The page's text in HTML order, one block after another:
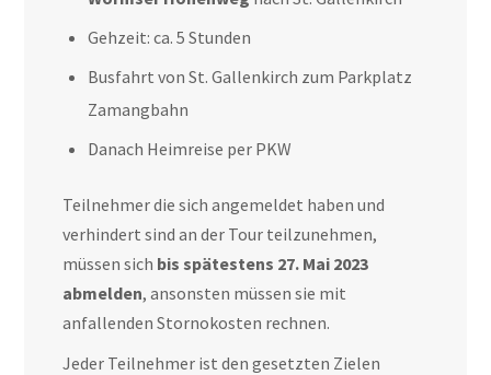
Gehzeit: ca. 5 Stunden
Busfahrt von St. Gallenkirch zum Parkplatz
Zamangbahn
Danach Heimreise per PKW
Teilnehmer die sich angemeldet haben und
verhindert sind an der Tour teilzunehmen,
müssen sich bis spätestens 27. Mai 2023
abmelden, ansonsten müssen sie mit
anfallenden Stornokosten rechnen.
Jeder Teilnehmer ist den gesetzten Zielen